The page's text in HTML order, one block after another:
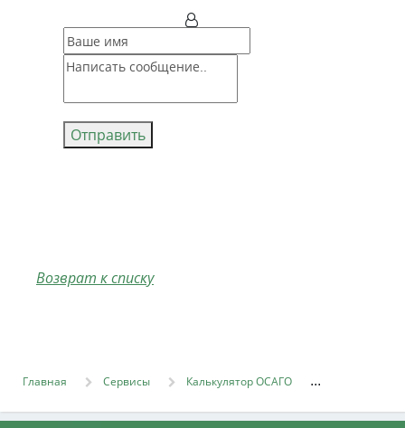
Отправить
Возврат к списку
Главная Сервисы Калькулятор ОСАГО